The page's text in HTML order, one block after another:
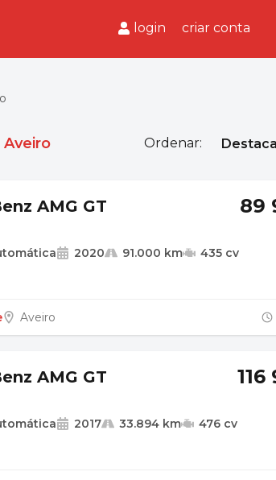
login criar conta
Ordenar:
AMG GT 89
2020 91.000 km 435 cv
Aveiro
AMG GT
2017 33.894 km 476 cv